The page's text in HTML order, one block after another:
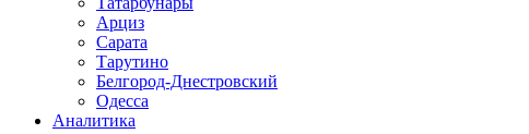
Арциз
Сарата
Тарутино
Белгород-Днестровский
Одесса
Аналитика